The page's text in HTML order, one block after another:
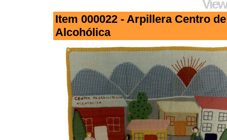
Item 000022 - Arpillera Centro
Alcohólica